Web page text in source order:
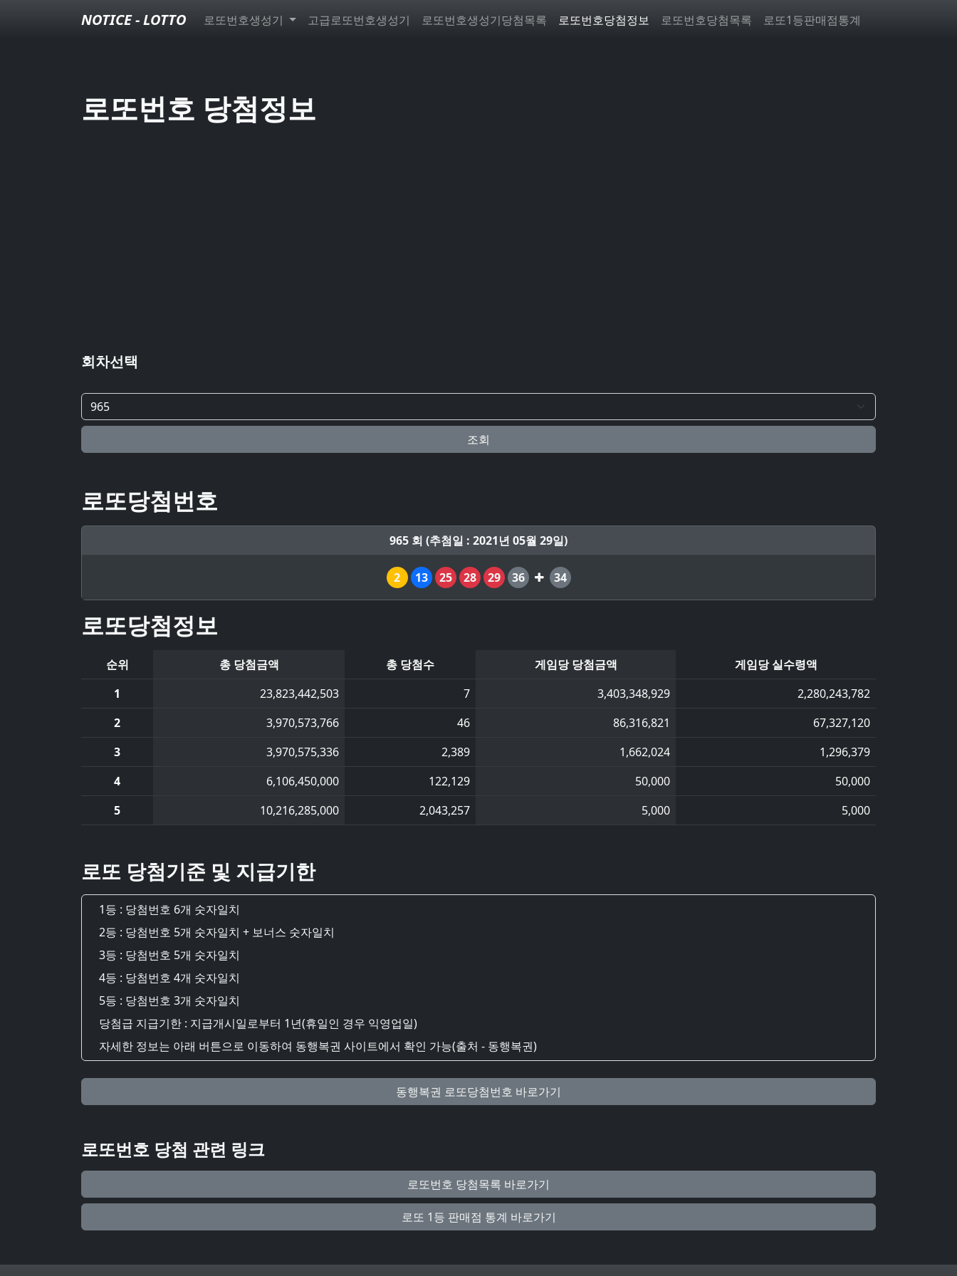
NOTICE - LOTTO 로또번호생성기 고급로또번호생성기 로또번호생성기당첨목록 로또번호당첨정보 로또번호당첨목록 로또1등판매점통계
로또번호 당첨정보
회차선택
조회
로또당첨번호
965 회 (추첨일 : 2021년 05월 29일)
2 13 25 28 29 36 34
로또당첨정보
순위 총 당첨금액 총 당첨수 게임당 당첨금액
게임당 실수령액
1
23,823,442,503 7 3,403,348,929
2,280,243,782
2
3,970,573,766 46 86,316,821
67,327,120
3
3,970,575,336 2,389 1,662,024
1,296,379
4
6,106,450,000 122,129 50,000
50,000
5
10,216,285,000 2,043,257 5,000 5,000
로또 당첨기준 및 지급기한
1등 : 당첨번호 6개 숫자일치
2등 : 당첨번호 5개 숫자일치 + 보너스 숫자일치
3등 : 당첨번호 5개 숫자일치
4등 : 당첨번호 4개 숫자일치
5등 : 당첨번호 3개 숫자일치
당첨급 지급기한 : 지급개시일로부터 1년(휴일인 경우 익영업일)
자세한 정보는 아래 버튼으로 이동하여 동행복권 사이트에서 확인 가능(출처 - 동행복권)
동행복권 로또당첨번호 바로가기
로또번호 당첨 관련 링크
로또번호 당첨목록 바로가기
로또 1등 판매점 통계 바로가기